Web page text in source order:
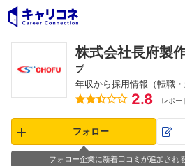
株式会社長府製
プ
年収から採用情報（転職
2.8 レポー
フォロー
フォロー企業に新着口コミが追加され